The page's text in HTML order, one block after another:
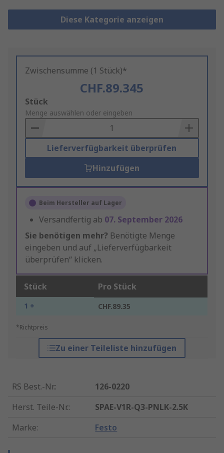
Diese Kategorie anzeigen
Zwischensumme (1 Stück)*
CHF.89.345
Add
to
Basket
Stück
Menge auswählen oder eingeben
Lieferverfügbarkeit überprüfen
Hinzufügen
Beim Hersteller auf Lager
Versandfertig ab 07. September 2026
Sie benötigen mehr? Benötigte Menge
eingeben und auf „Lieferverfügbarkeit
überprüfen“ klicken.
Stück Pro Stück
1 + CHF.89.35
*Richtpreis
Zu einer Teileliste hinzufügen
RS Best.-Nr.:
126-0220
Herst. Teile-Nr.:
SPAE-V1R-Q3-PNLK-2.5K
Marke: Festo